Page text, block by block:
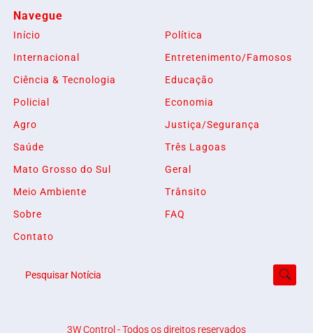
Navegue
Início
Política
Internacional
Entretenimento/Famosos
Ciência & Tecnologia
Educação
Policial
Economia
Agro
Justiça/Segurança
Saúde
Três Lagoas
Mato Grosso do Sul
Geral
Meio Ambiente
Trânsito
Sobre
FAQ
Contato
Pesquisar Notícia
3W Control - Todos os direitos reservados
Termos de Uso e Privacidade
Esse site utiliza cookies para melhorar sua experiência
de navegação. Ao continuar o acesso, entendemos que
PARA MAIS INFORMAÇÕES,
ACESSE NOSSOS TERMOS